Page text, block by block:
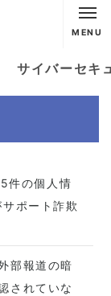
MENU
サイバーセキ
件の個人情
ポート詐欺
部報道の暗
されていな